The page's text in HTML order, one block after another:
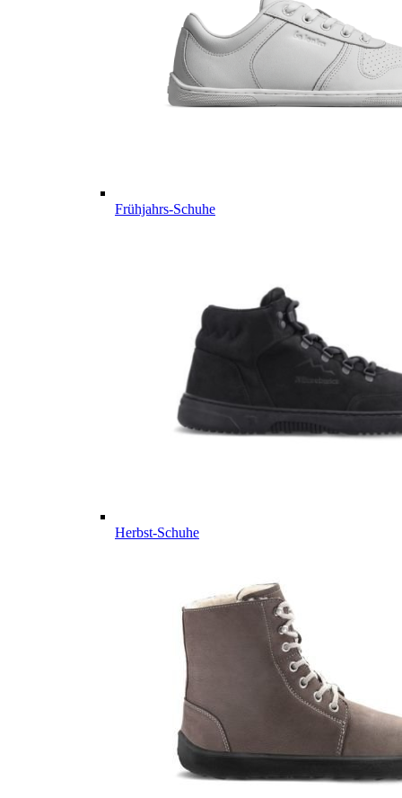
Frühjahrs-Schuhe
Herbst-Schuhe